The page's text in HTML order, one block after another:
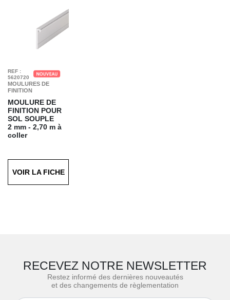
REF :
5620720
MOULURES DE
FINITION
MOULURE DE
FINITION POUR
SOL SOUPLE
2 mm - 2,70 m à
coller
Anodisé Naturel
VOIR LA FICHE
RECEVEZ NOTRE NEWSLETTER
Restez informé des dernières nouveautés
et des changements de règlementation